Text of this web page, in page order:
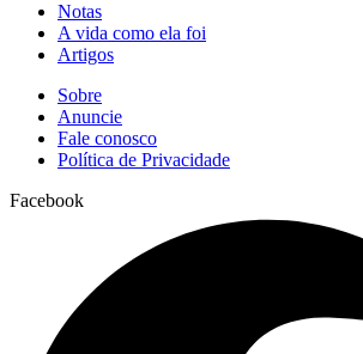
Notas
A vida como ela foi
Artigos
Sobre
Anuncie
Fale conosco
Política de Privacidade
Facebook